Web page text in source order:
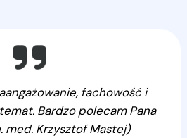
fachowość i
Bardzo polecam Pana
med. Krzysztof Mastej)